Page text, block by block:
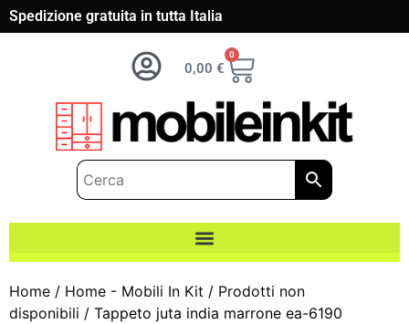
Spedizione gratuita in tutta Italia
0,00 €
0
Home / Home - Mobili In Kit / Prodotti non
disponibili / Tappeto juta india marrone ea-6190